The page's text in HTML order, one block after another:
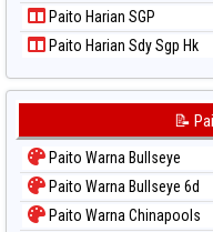
Paito Harian SGP
Paito Harian Sdy Sgp Hk
📝
Paito Warna Bullseye
Paito Warna Bullseye 6d
Paito Warna Chinapools